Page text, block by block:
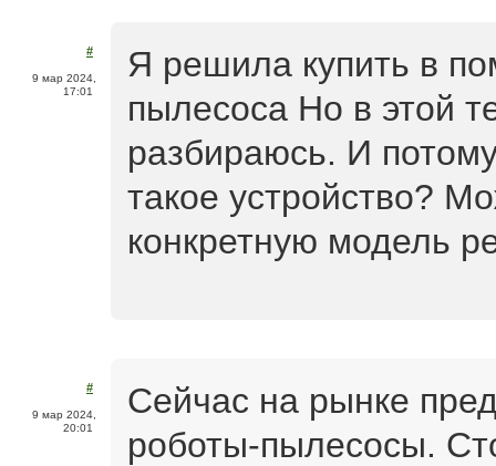
#
9 мар 2024,
17:01
Я решила купить в
пылесоса Но в этой
разбираюсь. И
такое устройство?
конкретную модель
#
9 мар 2024,
20:01
Сейчас на рынке
роботы-пылесосы.